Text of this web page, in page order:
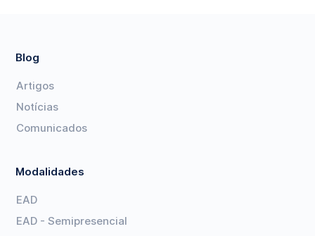
Blog
Artigos
Notícias
Comunicados
Modalidades
EAD
EAD - Semipresencial